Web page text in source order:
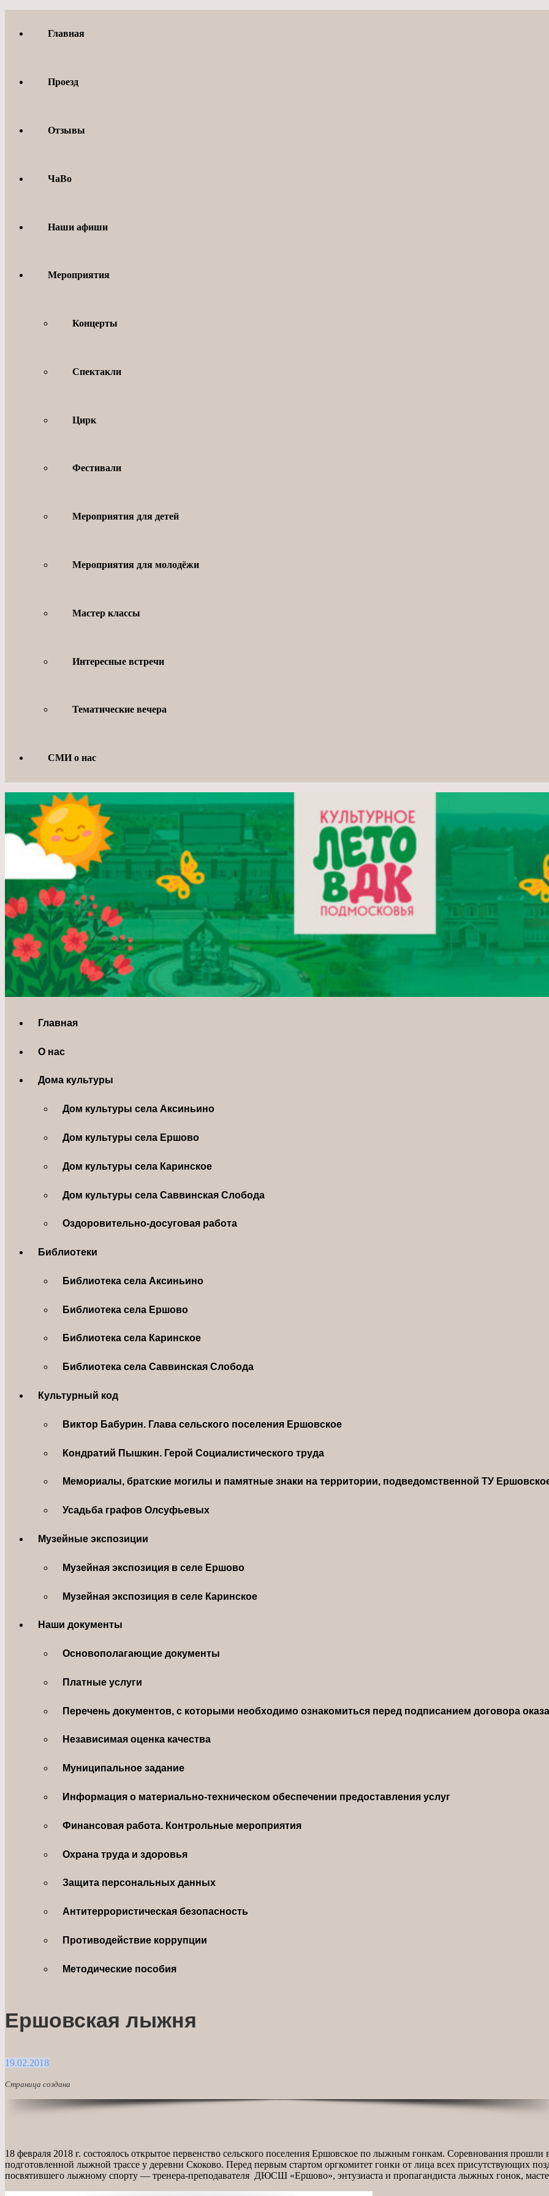
содержимомуГлавная
Проезд
Отзывы
ЧаВо
Наши афиши
Мероприятия
Концерты
Спектакли
Цирк
Фестивали
Мероприятия для детей
Мероприятия для молодёжи
Мастер классы
Интересные встречи
Тематические вечера
СМИ о нас
Главная
О нас
Дома культуры
Дом культуры села Аксиньино
Дом культуры села Ершово
Дом культуры села Каринское
Дом культуры села Саввинская Слобода
Оздоровительно-досуговая работа
Библиотеки
Библиотека села Аксиньино
Библиотека села Ершово
Библиотека села Каринское
Библиотека села Саввинская Слобода
Культурный код
Виктор Бабурин. Глава сельского поселения Ершовское
Кондратий Пышкин. Герой Социалистического труда
Мемориалы, братские могилы и памятные знаки на территории, подведомственной ТУ
Усадьба графов Олсуфьевых
Музейные экспозиции
Музейная экспозиция в селе Ершово
Музейная экспозиция в селе Каринское
Наши документы
Основополагающие документы
Платные услуги
Перечень документов, с которыми необходимо ознакомиться перед подписанием договора
Независимая оценка качества
Муниципальное задание
Информация о материально-техническом обеспечении предоставления услуг
Финансовая работа. Контрольные мероприятия
Охрана труда и здоровья
Защита персональных данных
Антитеррористическая безопасность
Противодействие коррупции
Методические пособия
Ершовская лыжня
19.02.2018
Страница создана
18 февраля 2018 г. состоялось открытое первенство сельского поселения Ершовское по лыжным гонкам. Соревнования прошли
подготовленной лыжной трассе у деревни Скоково. Перед первым стартом оргкомитет гонки от лица всех присутствующих
посвятившего лыжному спорту — тренера-преподавателя ДЮСШ «Ершово», энтузиаста и пропагандиста лыжных гонок,